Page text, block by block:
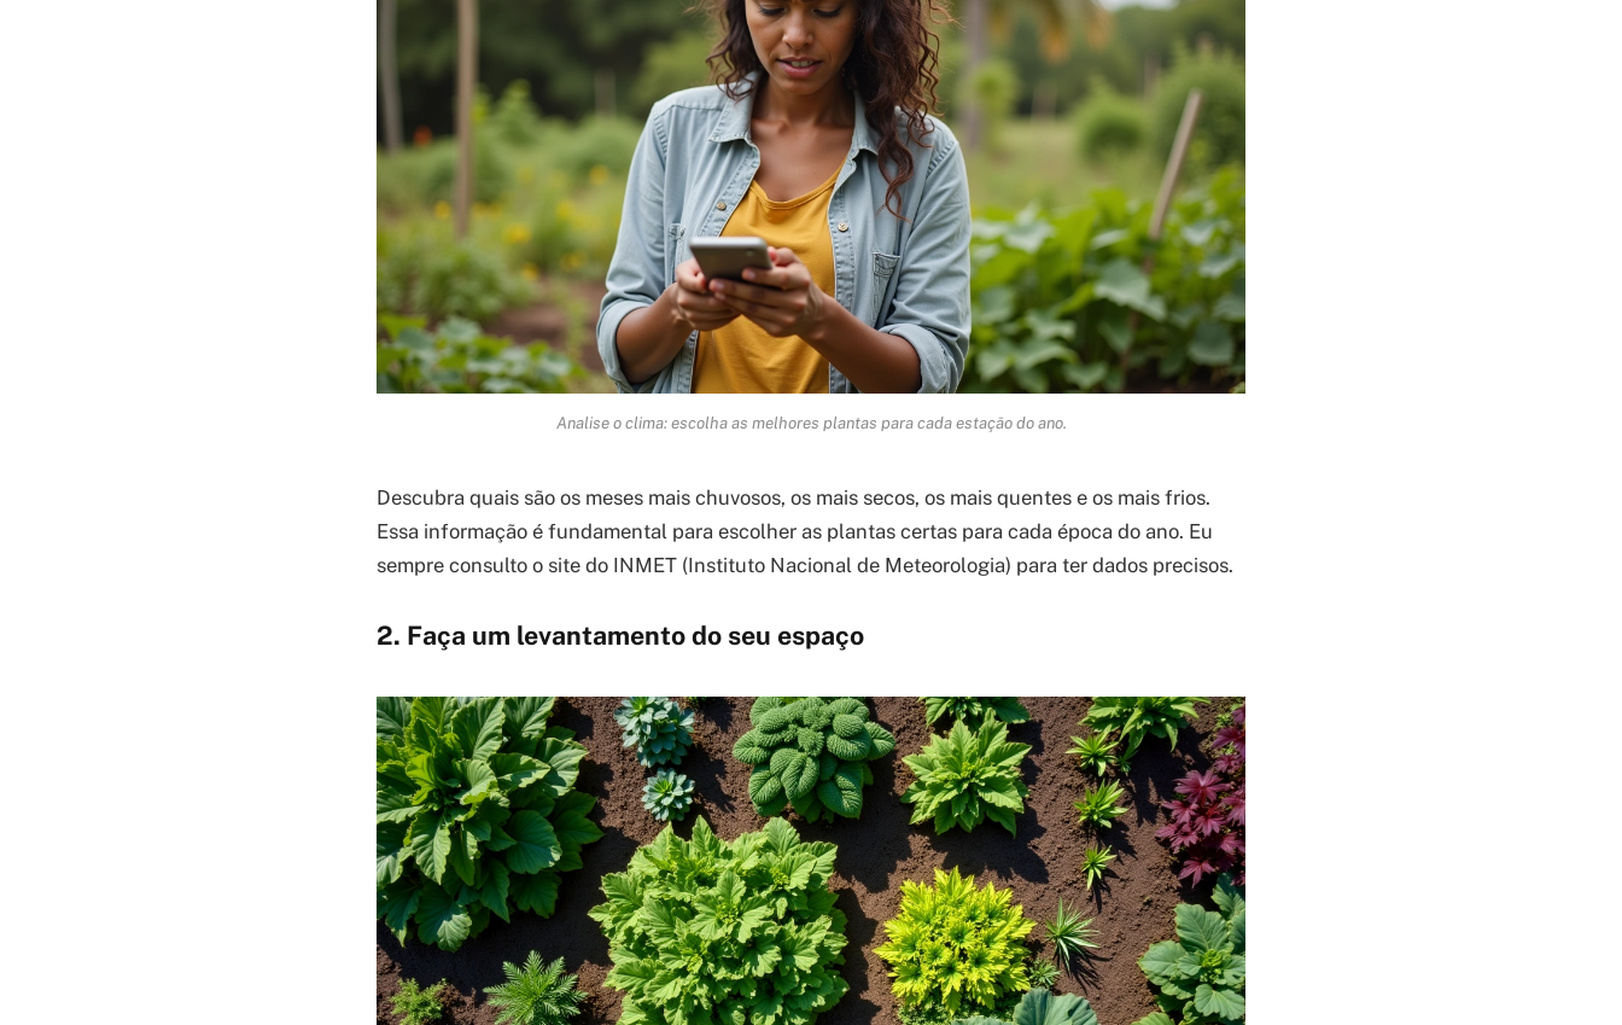
Analise o clima: escolha as melhores plantas para cada estação do ano.
Descubra quais são os meses mais chuvosos, os mais secos, os mais quentes e os mais frios.
Essa informação é fundamental para escolher as plantas certas para cada época do ano. Eu
sempre consulto o site do INMET (Instituto Nacional de Meteorologia) para ter dados precisos.
2. Faça um levantamento do seu espaço